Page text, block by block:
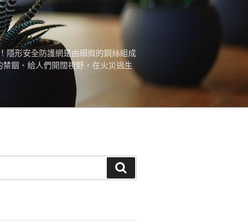
隱形安全防護網是由細微的鋼絲組成
錮、給人們開闊視野，在火災逃生
尋